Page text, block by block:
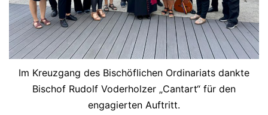
Im Kreuzgang des Bischöflichen Ordinariats dankte
Bischof Rudolf Voderholzer „Cantart“ für den
engagierten Auftritt.